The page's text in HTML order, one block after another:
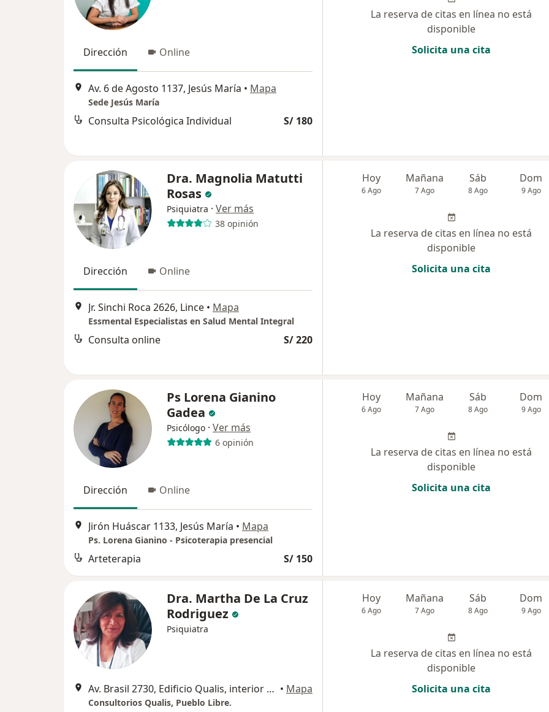
Dirección Online
Av. 6 de Agosto 1137, Jesús María • Mapa
Sede Jesús María
Consulta Psicológica Individual S/ 180
La reserva de citas en línea no está
disponible
Solicita una cita
Dra. Magnolia Matutti
Rosas
Psiquiatra · Ver más
38 opinión
Dirección Online
Jr. Sinchi Roca 2626, Lince • Mapa
Essmental Especialistas en Salud Mental Integral
Consulta online S/ 220
Hoy
6 Ago
Mañana
7 Ago
Sáb
8 Ago
Dom
9 Ago
La reserva de citas en línea no está
disponible
Solicita una cita
Ps Lorena Gianino
Gadea
Psicólogo · Ver más
6 opinión
Dirección Online
Jirón Huáscar 1133, Jesús María • Mapa
Ps. Lorena Gianino - Psicoterapia presencial
Arteterapia S/ 150
Hoy
6 Ago
Mañana
7 Ago
Sáb
8 Ago
Dom
9 Ago
La reserva de citas en línea no está
disponible
Solicita una cita
Dra. Martha De La Cruz
Rodriguez
Psiquiatra
Av. Brasil 2730, Edificio Qualis, interior 1413., Pueblo Libre • Mapa
Consultorios Qualis, Pueblo Libre.
Hoy
6 Ago
Mañana
7 Ago
Sáb
8 Ago
Dom
9 Ago
La reserva de citas en línea no está
disponible
Solicita una cita